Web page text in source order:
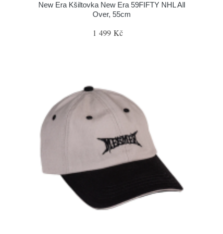
New Era Kšiltovka New Era 59FIFTY NHL All
Over, 55cm
1 499 Kč